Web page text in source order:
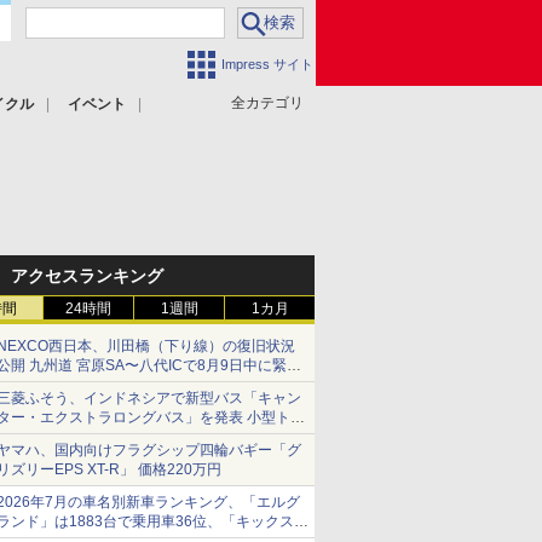
Impress サイト
全カテゴリ
クル イベント
アクセスランキング
24時間 1週間 1カ月
西日本、川田橋（下り線）の復旧状況
開 九州道 宮原SA〜八代ICで8月9日中に緊急
両を通行可能に
菱ふそう、インドネシアで新型バス「キャン
ー・エクストラロングバス」を発表 小型トラ
クベースの観光・旅客輸送向けバス
マハ、国内向けフラグシップ四輪バギー「グ
ズリーEPS XT-R」 価格220万円
年7月の車名別新車ランキング、「エルグ
ンド」は1883台で乗用車36位、「キックス」